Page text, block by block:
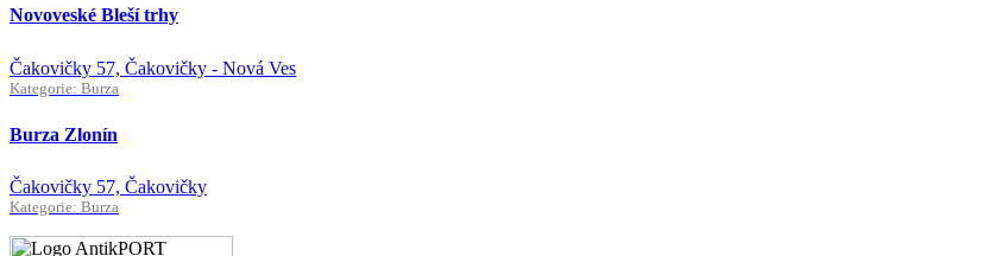
Novoveské Bleší trhy
Čakovičky 57, Čakovičky - Nová Ves
Kategorie: Burza
Burza Zlonín
Čakovičky 57, Čakovičky
Kategorie: Burza